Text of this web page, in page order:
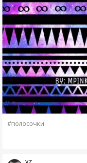
#полосочки
yz